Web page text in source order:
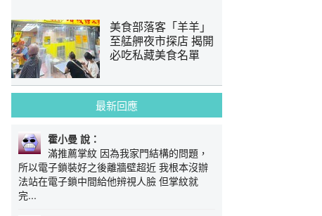
美食部落客「羊羊」
至艋舺夜市探店 揭開
必吃私藏美食名單
最新回應
霍小曼 說：
滿推薦掌紋 因為我家門結構的問題，
所以電子鎖裝好之後離牆壁超近 我根本沒辦
法站在電子鎖中間給他辨視人臉 但掌紋就
完...